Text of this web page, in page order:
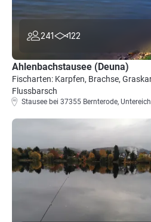
241 122
Ahlenbachstausee (Deuna)
Fischarten: Karpfen, Brachse,
Flussbarsch
Stausee bei 37355 Bernterode,